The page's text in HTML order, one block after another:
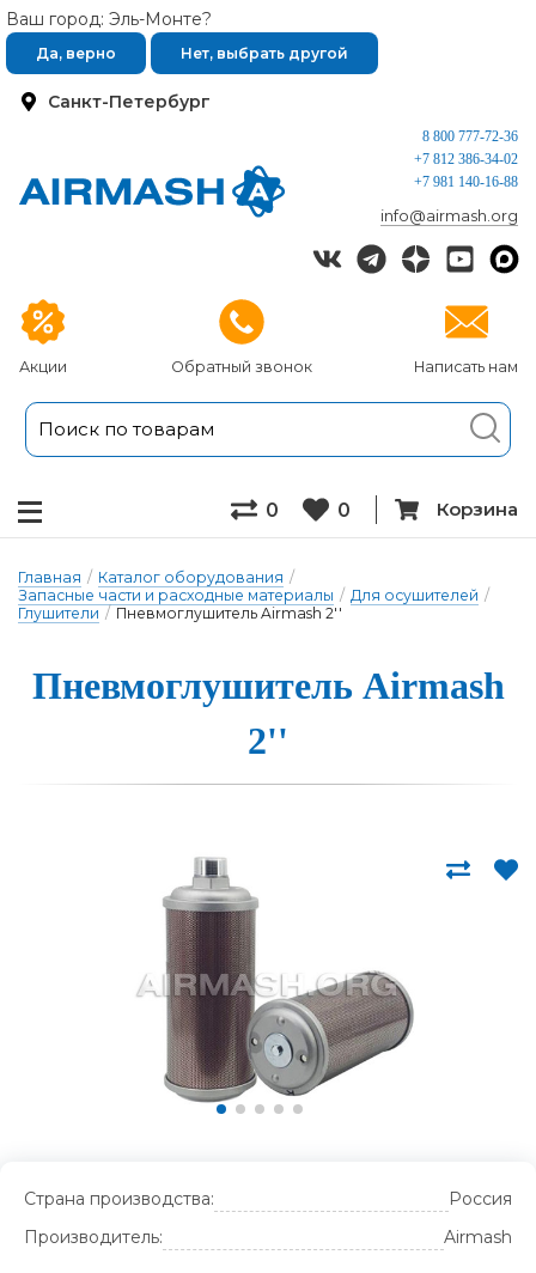
Санкт-Петербург
Ваш город: Эль-Монте?
Да, верно Нет, выбрать другой
Акции Обратный звонок Написать нам
8 800 777-72-36
+7 812 386-34-02
+7 981 140-16-88
info@airmash.org
0 0 Корзина
Главная / Каталог оборудования /
Запасные части и расходные материалы / Для осушителей /
Глушители / Пневмоглушитель Airmash 2''
Пневмоглуши­тель Airmash
2''
Страна производства:
Россия
Производитель:
Airmash